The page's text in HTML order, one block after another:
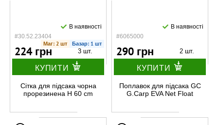
#30.52.23404
В наявності
Маг: 2 шт Базар: 1 шт
224 грн 3 шт.
КУПИТИ
Сітка для підсака чорна
прорезинена H 60 cm
#6065000
В наявності
290 грн 2 шт.
КУПИТИ
Поплавок для підсака GC
G.Carp EVA Net Float